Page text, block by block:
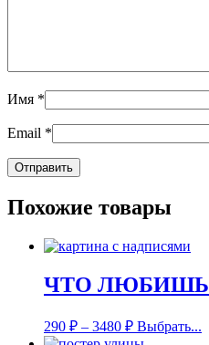
Имя *
Email *
Похожие товары
ЧТО ЛЮБИШЬ
290 ₽ – 3480 ₽ Выбрать...